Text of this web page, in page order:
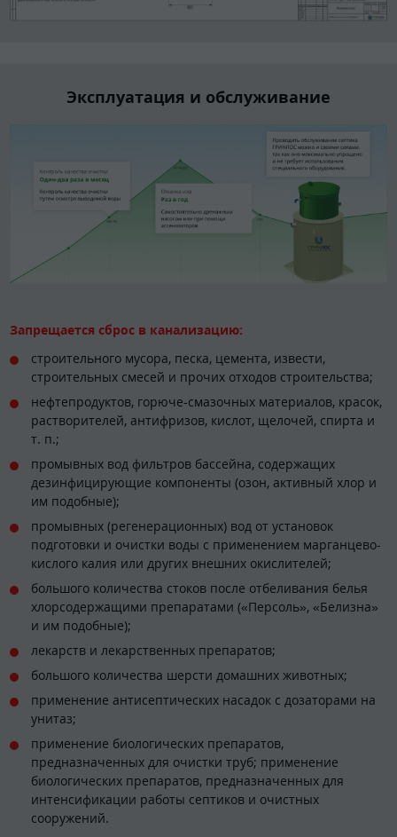
Эксплуатация и обслуживание
Запрещается сброс в канализацию:
строительного мусора, песка, цемента, извести,
строительных смесей и прочих отходов строительства;
нефтепродуктов, горюче-смазочных материалов, красок,
растворителей, антифризов, кислот, щелочей, спирта и
т. п.;
промывных вод фильтров бассейна, содержащих
дезинфицирующие компоненты (озон, активный хлор и
им подобные);
промывных (регенерационных) вод от установок
подготовки и очистки воды с применением марганцево-
кислого калия или других внешних окислителей;
большого количества стоков после отбеливания белья
хлорсодержащими препаратами («Персоль», «Белизна»
и им подобные);
лекарств и лекарственных препаратов;
большого количества шерсти домашних животных;
применение антисептических насадок с дозаторами на
унитаз;
применение биологических препаратов,
предназначенных для очистки труб; применение
биологических препаратов, предназначенных для
интенсификации работы септиков и очистных
сооружений.